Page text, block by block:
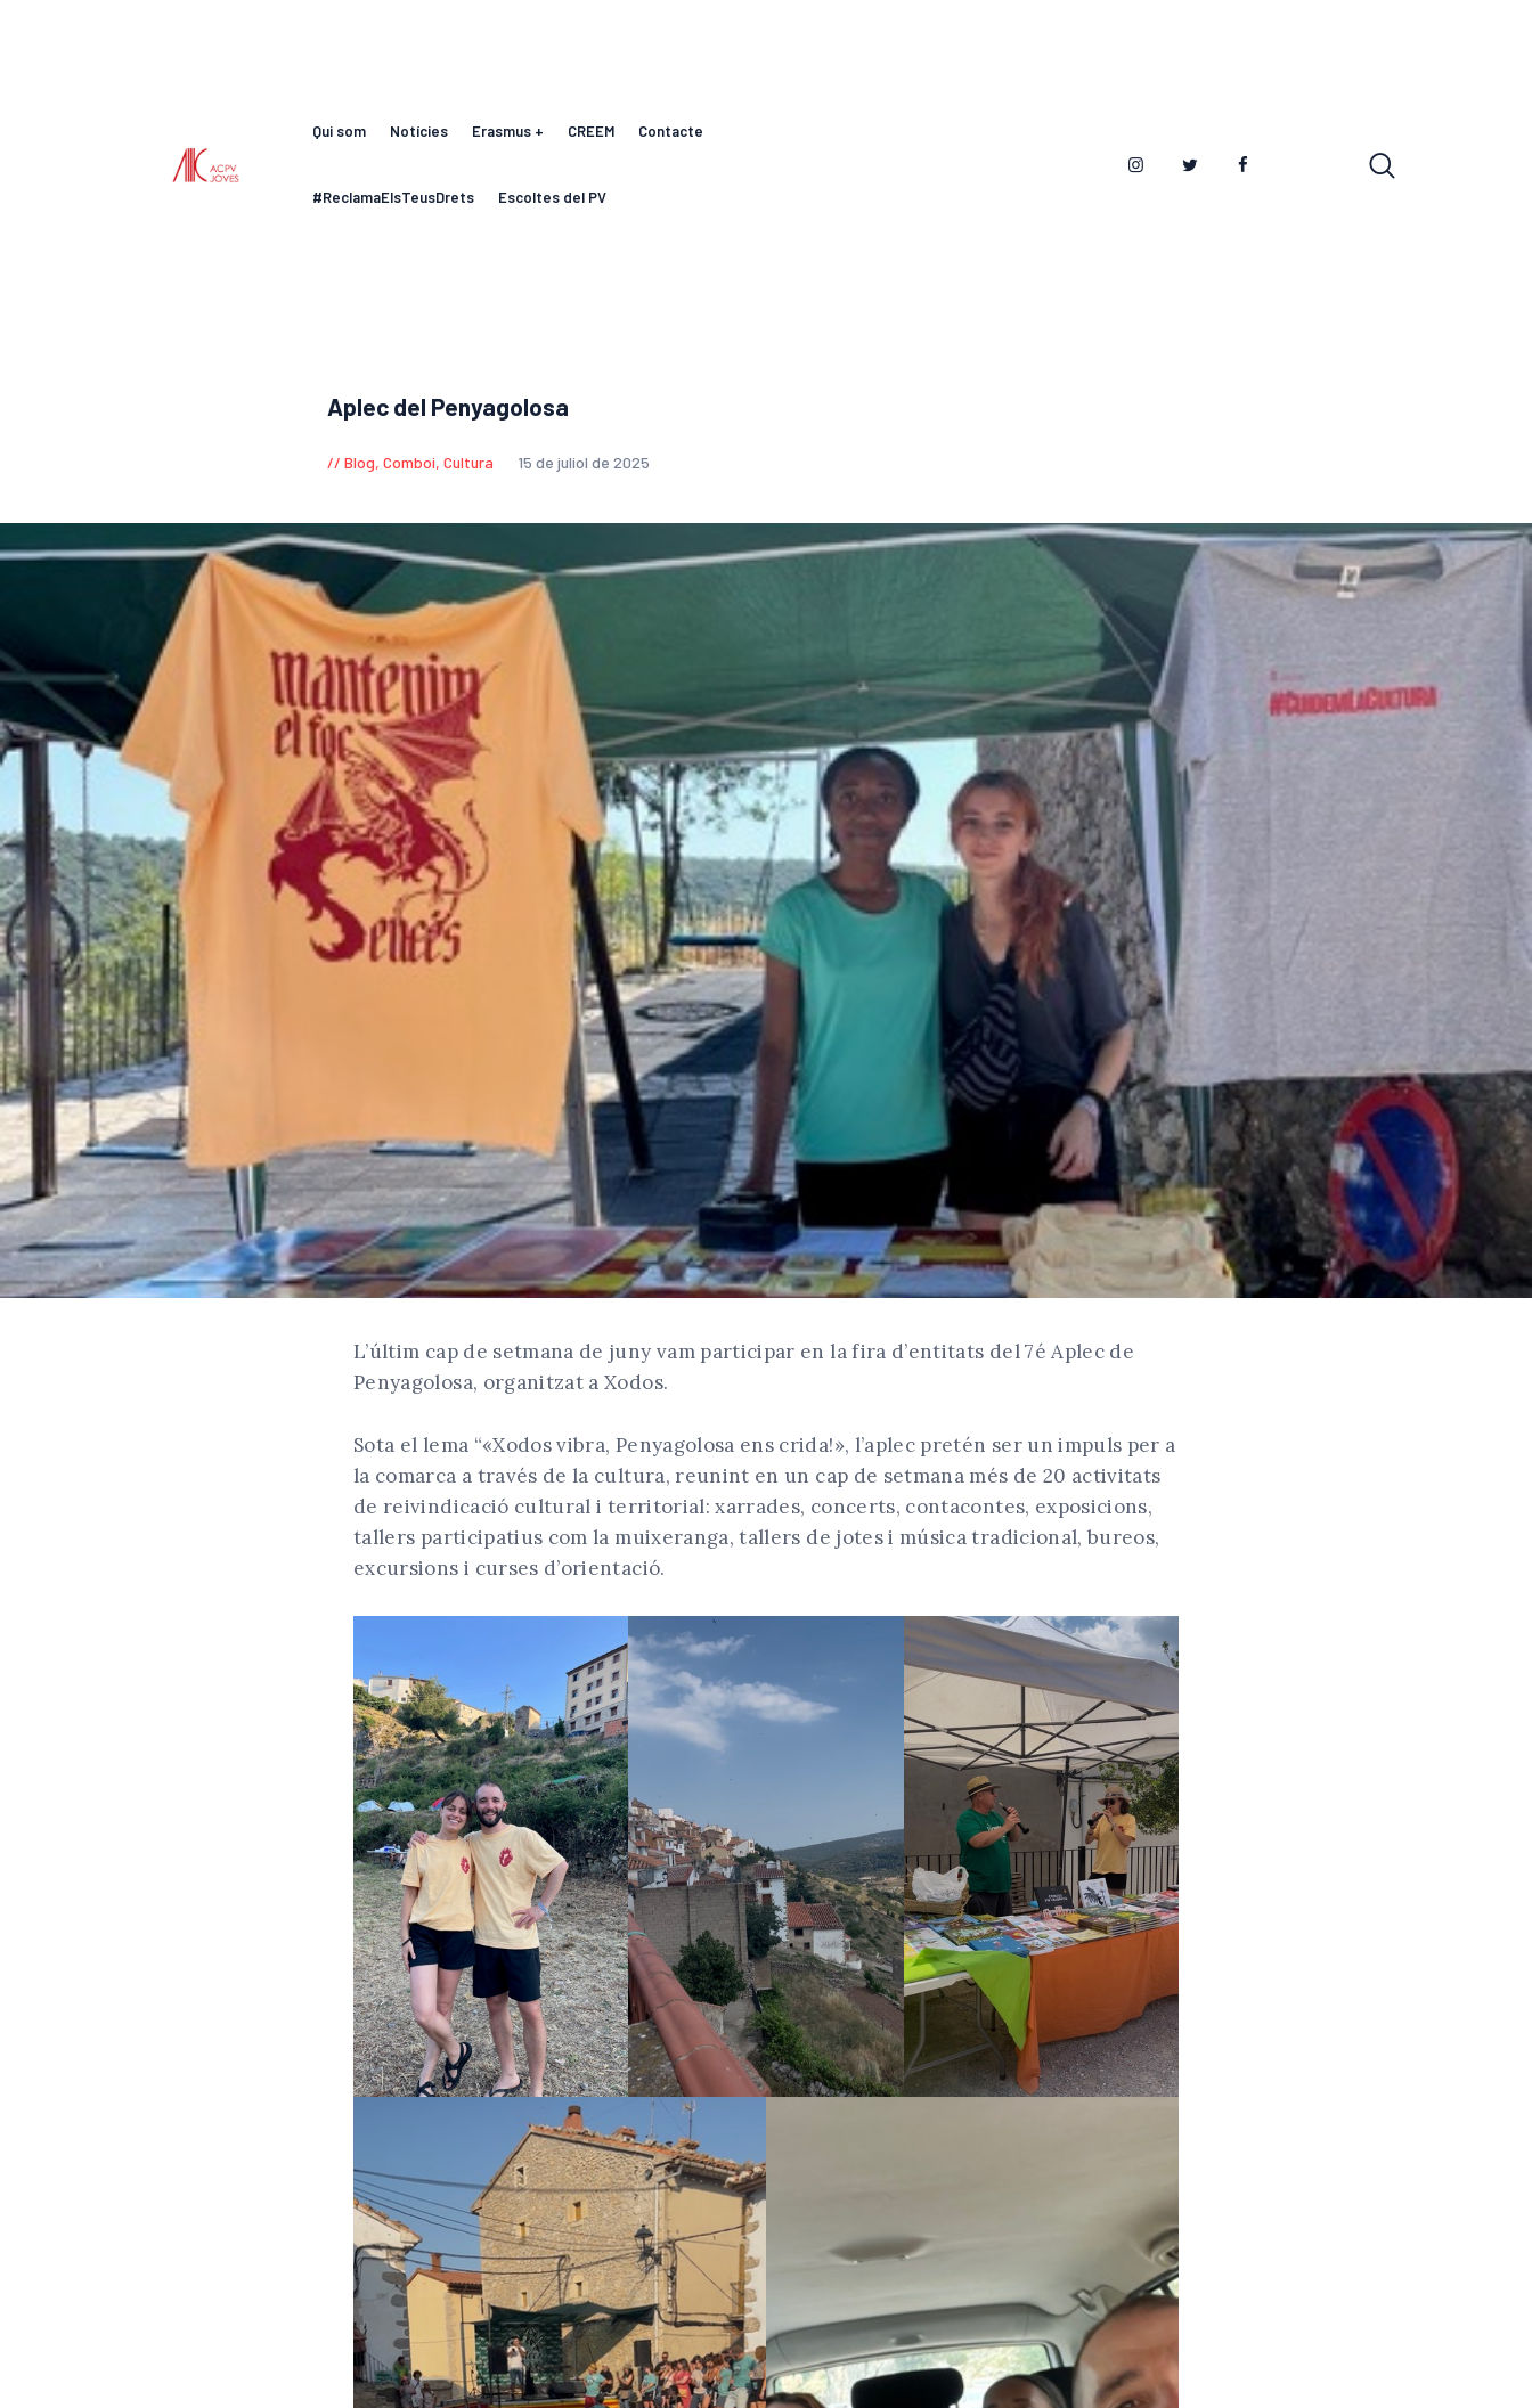
Qui som Notícies Erasmus + CREEM Contacte
#ReclamaElsTeusDrets Escoltes del PV
Aplec del Penyagolosa
Blog, Comboi, Cultura 15 de juliol de 2025
L’últim cap de setmana de juny vam participar en la fira d’entitats del 7é Aplec de
Penyagolosa, organitzat a Xodos.
Sota el lema “«Xodos vibra, Penyagolosa ens crida!», l’aplec pretén ser un impuls per a
la comarca a través de la cultura, reunint en un cap de setmana més de 20 activitats
de reivindicació cultural i territorial: xarrades, concerts, contacontes, exposicions,
tallers participatius com la muixeranga, tallers de jotes i música tradicional, bureos,
excursions i curses d’orientació.